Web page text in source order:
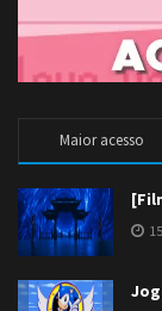
Maior acesso